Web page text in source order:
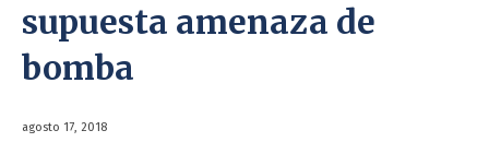
supuesta amenaza de
bomba
agosto 17, 2018